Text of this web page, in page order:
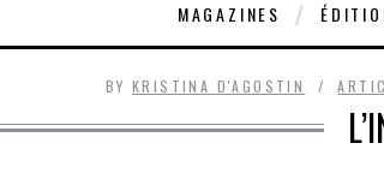
MAGAZINES
BYKRISTINA D'AGOSTIN